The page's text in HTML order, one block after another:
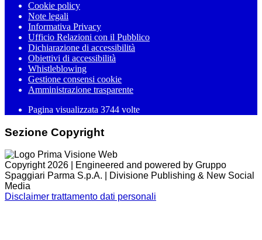
Cookie policy
Note legali
Informativa Privacy
Ufficio Relazioni con il Pubblico
Dichiarazione di accessibilità
Obiettivi di accessibilità
Whistleblowing
Gestione consensi cookie
Amministrazione trasparente
Pagina visualizzata 3744 volte
Sezione Copyright
Copyright 2026 | Engineered and powered by Gruppo
Spaggiari Parma S.p.A. | Divisione Publishing & New Social
Media
Disclaimer trattamento dati personali